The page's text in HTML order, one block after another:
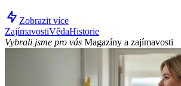
Zobrazit více
ZajímavostiVědaHistorie
Vybrali jsme pro vás Magazíny a zajímavosti